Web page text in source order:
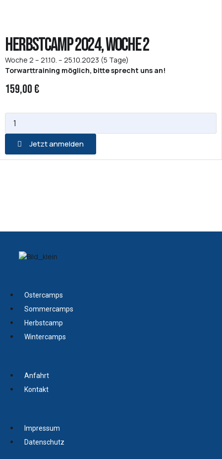
Herbstcamp 2024, Woche 2
Woche 2 – 21.10. – 25.10.2023 (5 Tage)
Torwarttraining möglich, bitte sprecht uns an!
159,00 €
Jetzt anmelden
Ostercamps
Sommercamps
Herbstcamp
Wintercamps
Anfahrt
Kontakt
Impressum
Datenschutz